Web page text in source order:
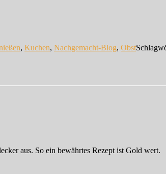
, Kuchen, Nachgemacht-Blog, Obst
aus. So ein bewährtes Rezept ist Gold wert.